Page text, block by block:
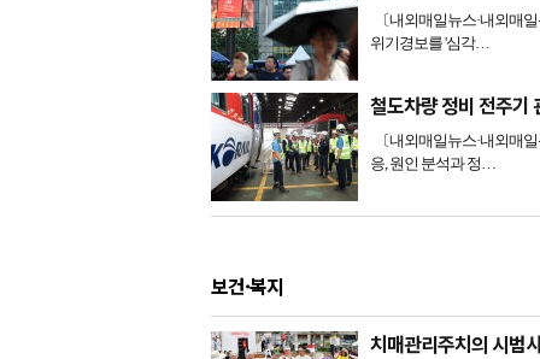
〔내외매일뉴스·내외매
위기경보를 '심각…
철도차량 정비 전주
〔내외매일뉴스·내외매
응, 원인 분석과 정…
보건·복지
치매관리주치의 시범